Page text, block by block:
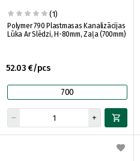
(1)
Polymer 790 Plastmasas Kanalizācijas
Lūka Ar Slēdzi, H-80mm, Zaļa (700mm)
52.03 €/pcs
700